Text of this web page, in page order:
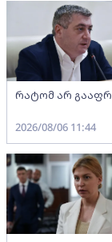
რატომ არ
2026/08/06 11:44